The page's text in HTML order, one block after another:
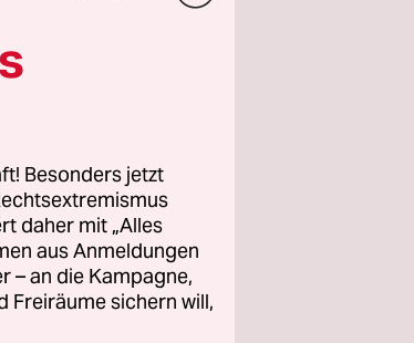
Besonders jetzt
daher mit „Alles
aus Anmeldungen
– an die Kampagne,
Freiräume sichern will,